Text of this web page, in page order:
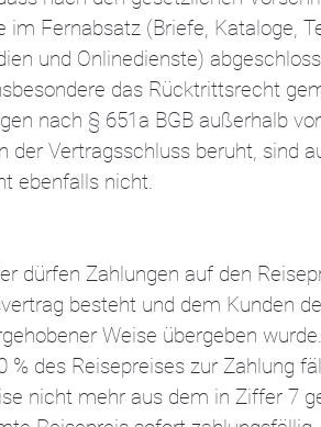
im Fernabsatz (Briefe, Kataloge,
und Onlinedienste)
das Rücktrittsrecht
nach § 651a BGB außerhalb
der Vertragsschluss beruht, sind
ebenfalls nicht.
dürfen Zahlungen auf den
besteht und dem Kunden
Weise übergeben
% des Reisepreises zur Zahlung
nicht mehr aus dem in Ziffer 7